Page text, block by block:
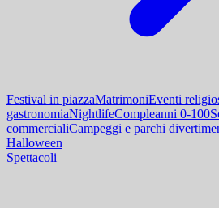
Festival in piazzaMatrimoniEventi
gastronomiaNightlifeCompleanni 0-100
commercialiCampeggi e parchi
Halloween
Spettacoli